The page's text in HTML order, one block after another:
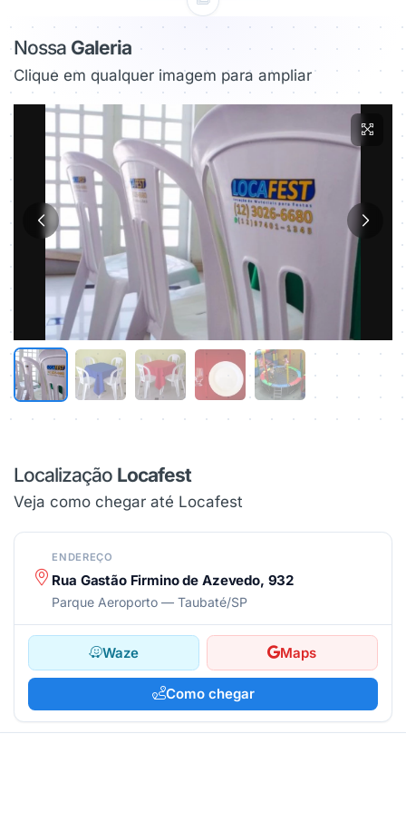
Nossa Galeria
Clique em qualquer imagem para ampliar
Localização Locafest
Veja como chegar até Locafest
ENDEREÇO
Rua Gastão Firmino de Azevedo, 932
Parque Aeroporto — Taubaté/SP
Waze Maps
Como chegar